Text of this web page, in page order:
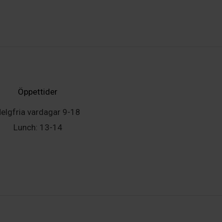
Öppettider
vardagar 9-18
Lunch: 13-14